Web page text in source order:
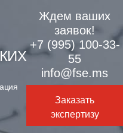
Ждем ваших
заявок!
+7 (995) 100-33-
55
info@fse.ms
Заказать
экспертизу